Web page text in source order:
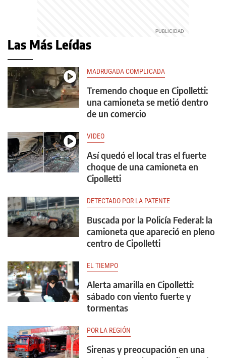
Las Más Leídas
MADRUGADA COMPLICADA
Tremendo choque en Cipolletti:
una camioneta se metió dentro
de un comercio
VIDEO
Así quedó el local tras el fuerte
choque de una camioneta en
Cipolletti
DETECTADO POR LA PATENTE
Buscada por la Policía Federal: la
camioneta que apareció en pleno
centro de Cipolletti
EL TIEMPO
Alerta amarilla en Cipolletti:
sábado con viento fuerte y
tormentas
POR LA REGIÓN
Sirenas y preocupación en una